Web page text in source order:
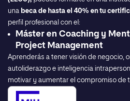
una beca de hasta el 40% en tu
perfil profesional con el:
Máster en Coaching y
Project Management
Aprenderás a tener visión de negocio,
autoliderazgo e inteligencia
motivar y aumentar el compromiso de